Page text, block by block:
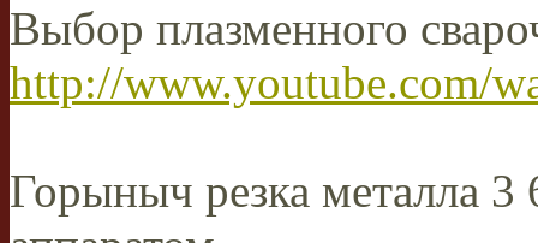
Выбор плазменного
http://www.youtube.com/
Горыныч резка металла